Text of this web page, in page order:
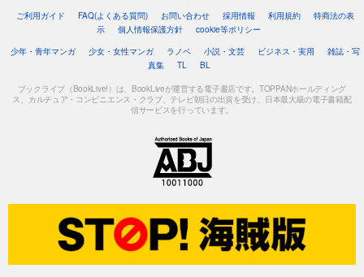
ご利用ガイド FAQ(よくある質問) お問い合わせ 採用情報 利用規約
特商法の表
示
個人情報保護方針
cookie等ポリシー
少年・青年マンガ
少女・女性マンガ ラノベ 小説・文芸 ビジネス・実用
雑誌・写
真集
TL BL
ブックライブ（BookLive!）は、BookLiveが運営する電子書店です。TOPPANホールディング
ス、カルチュア・コンビニエンス・クラブ、テレビ朝日の出資を受け、日本最大級の電子書籍配
信サービスを行っています。